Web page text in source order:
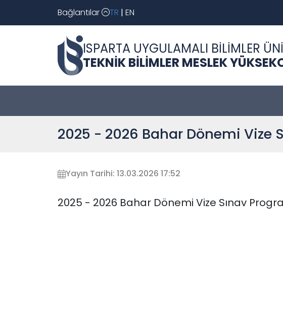
Bağlantılar TR | EN
ISPARTA UYGULAMALI BİLİMLER
TEKNİK BİLİMLER MESLEK
2025 - 2026 Bahar Dönemi Vize
Yayın Tarihi: 13.03.2026 17:52
2025 - 2026 Bahar Dönemi Vize Sınav